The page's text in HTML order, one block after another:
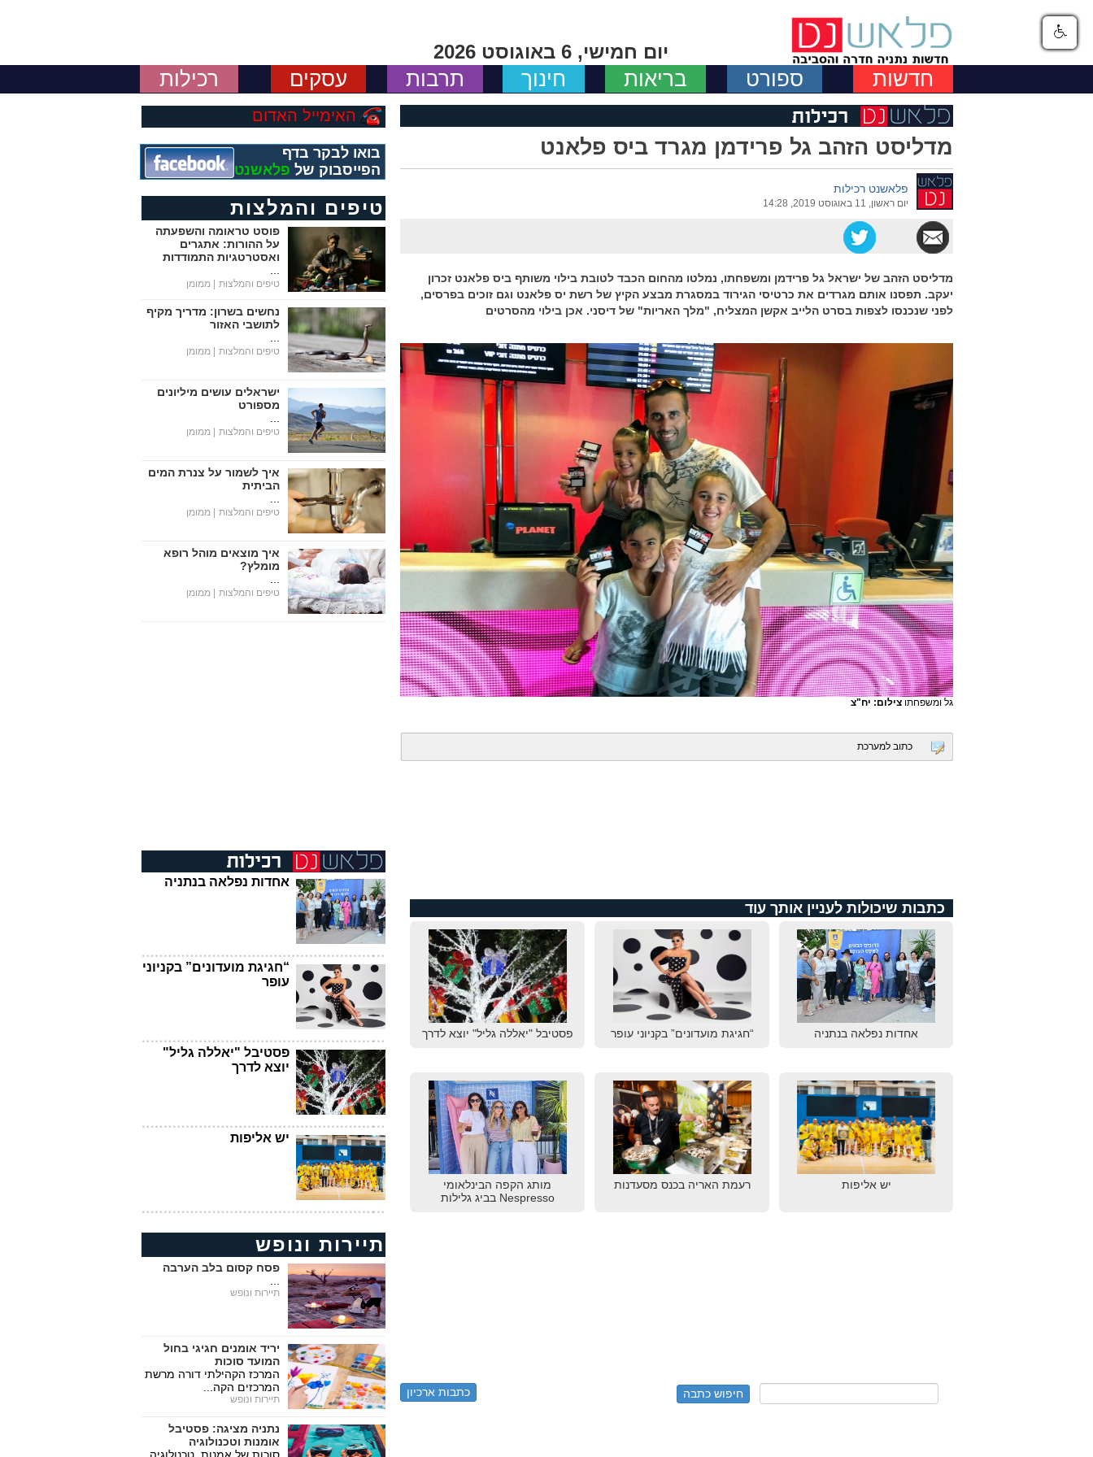
יום חמישי, 6 באוגוסט 2026
חדשות ספורט בריאות חינוך תרבות עסקים רכילות
מדליסט הזהב גל פרידמן מגרד ביס פלאנט
פלאשנט רכילות
יום ראשון, 11 באוגוסט 2019, 14:28
מדליסט הזהב של ישראל גל פרידמן ומשפחתו, נמלטו מהחום הכבד לטובת בילוי משותף ביס פלאנט זכרון
יעקב. תפסנו אותם מגרדים את כרטיסי הגירוד במסגרת מבצע הקיץ של רשת יס פלאנט וגם זוכים בפרסים,
לפני שנכנסו לצפות בסרט הלייב אקשן המצליח, "מלך האריות" של דיסני. אכן בילוי מהסרטים
גל ומשפחתו צילום: יח"צ
כתוב למערכת
כתבות שיכולות לעניין אותך עוד
אחדות נפלאה בנתניה “חגיגת מועדונים” בקניוני עופר פסטיבל "יאללה גליל" יוצא לדרך
יש אליפות רעמת האריה בכנס מסעדנות
מותג הקפה הבינלאומי
Nespresso בביג גלילות
כתבות ארכיון
האימייל האדום
בואו לבקר בדף
הפייסבוק של פלאשנט
טיפים והמלצות
פוסט טראומה והשפעתה
על ההורות: אתגרים
ואסטרטגיות התמודדות
טיפים והמלצות | ממומן
נחשים בשרון: מדריך מקיף
לתושבי האזור
טיפים והמלצות | ממומן
ישראלים עושים מיליונים
מספורט
טיפים והמלצות | ממומן
איך לשמור על צנרת המים
הביתית
טיפים והמלצות | ממומן
איך מוצאים מוהל רופא
מומלץ?
טיפים והמלצות | ממומן
אחדות נפלאה בנתניה
“חגיגת מועדונים” בקניוני
עופר
פסטיבל "יאללה גליל"
יוצא לדרך
יש אליפות
תיירות ונופש
פסח קסום בלב הערבה
תיירות ונופש
יריד אומנים חגיגי בחול
המועד סוכות
המרכז הקהילתי דורה מרשת
המרכזים הקה...
תיירות ונופש
נתניה מציגה: פסטיבל
אומנות וטכנולוגיה